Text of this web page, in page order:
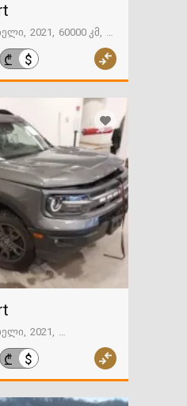
2021
60000 კმ
₾ $
2021
საქართველოსკენ
₾ $